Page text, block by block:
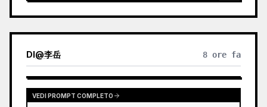
DI@李岳 8 ore fa
VEDI PROMPT COMPLETO